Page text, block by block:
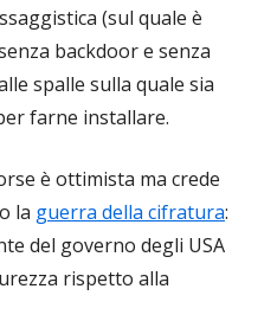
(sul quale è
backdoor e senza
spalle sulla quale sia
farne installare.
è ottimista ma crede
la guerra della cifratura:
del governo degli USA
rispetto alla